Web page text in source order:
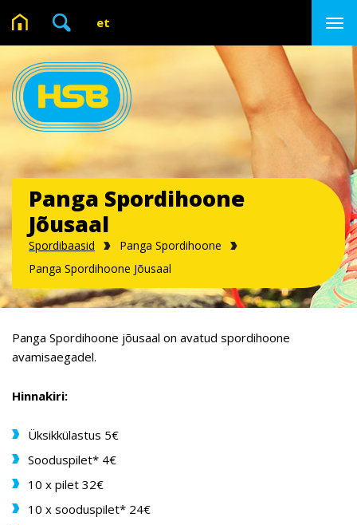
 et
Panga Spordihoone
Jõusaal
Spordibaasid
Panga Spordihoone
Panga Spordihoone Jõusaal
Panga Spordihoone jõusaal on avatud spordihoone
avamisaegadel.
Hinnakiri:
Üksikkülastus 5€
Sooduspilet* 4€
10 x pilet 32€
10 x sooduspilet* 24€